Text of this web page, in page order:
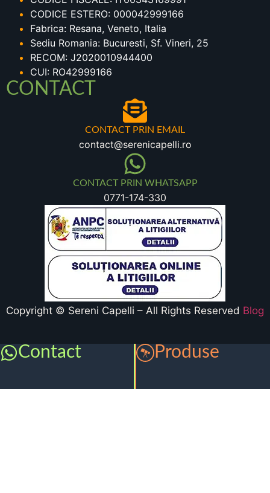
CODICE ESTERO: 000042999166
Fabrica: Resana, Veneto, Italia
Sediu Romania: Bucuresti, Sf. Vineri, 25
RECOM: J2020010944400
CUI: RO42999166
CONTACT
CONTACT PRIN EMAIL
contact@serenicapelli.ro
CONTACT PRIN WHATSAPP
0771-174-330
Copyright © Sereni Capelli – All Rights Reserved Blog
Contact Produse